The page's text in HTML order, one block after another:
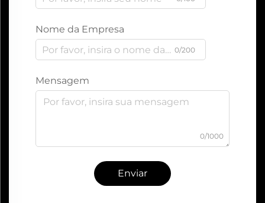
Nome da Empresa
0/200
Mensagem
0/1000
Enviar